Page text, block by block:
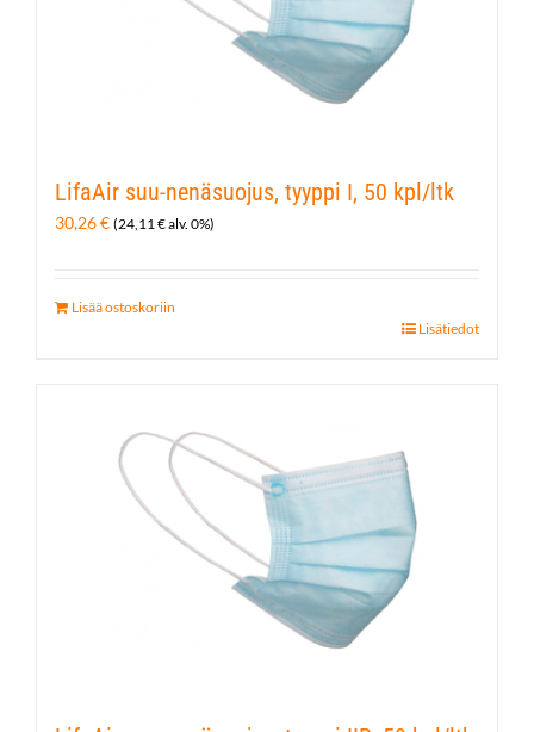
LifaAir suu-nenäsuojus, tyyppi I, 50 kpl/ltk
30,26€ (24,11 €alv. 0%)
Lisää ostoskoriin
Lisätiedot